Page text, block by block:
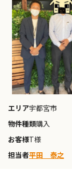
エリア宇都宮市
物件種類購入
お客様T様
担当者平田 泰之